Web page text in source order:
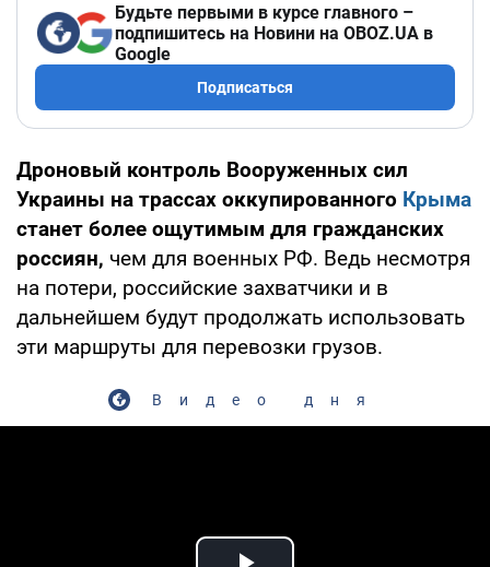
Будьте первыми в курсе главного –
подпишитесь на Новини на OBOZ.UA в
Google
Подписаться
Дроновый контроль Вооруженных сил
Украины на трассах оккупированного Крыма
станет более ощутимым для гражданских
россиян, чем для военных РФ. Ведь несмотря
на потери, российские захватчики и в
дальнейшем будут продолжать использовать
эти маршруты для перевозки грузов.
Видео дня